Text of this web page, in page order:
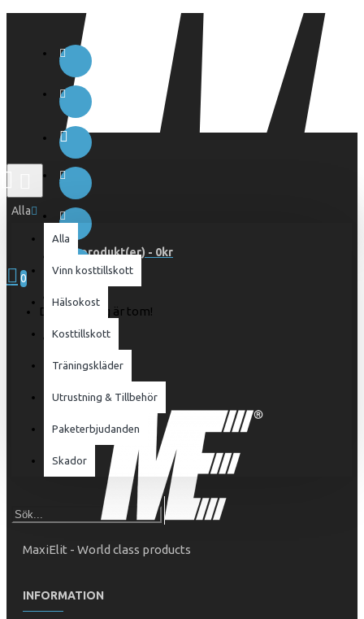
Alla
Alla
Vinn kosttillskott
Hälsokost
Kosttillskott
Träningskläder
Utrustning & Tillbehör
Paketerbjudanden
Skador
0 produkt(er) - 0kr
0
Din varukorg är tom!
MaxiElit - World class products
INFORMATION